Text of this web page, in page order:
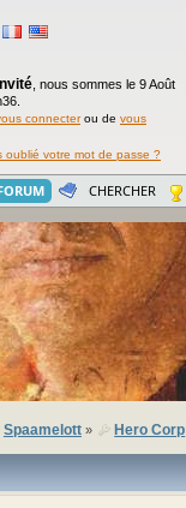
Invité nous sommes le 9 Août
connecterou de vous
oublié votre mot de passe ?
CHERCHER
Spaamelott» Hero Corp